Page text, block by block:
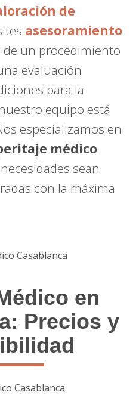
de
asesoramiento
de un procedimiento
evaluación
para la
equipo está
especializamos en
médico
sean
con la máxima
en
Precios y